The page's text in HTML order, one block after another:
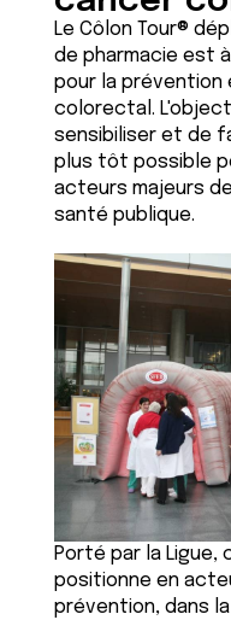
Le Côlon Tour®
de pharmacie est
pour la
colorectal.
sensibiliser et de
plus tôt possible
acteurs majeurs
santé publique.
Porté par la
positionne en
prévention, dans